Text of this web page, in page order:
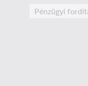
Pénzügyi